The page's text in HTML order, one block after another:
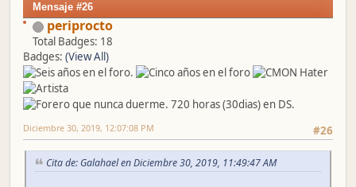
Mensaje #26
periprocto
Total Badges: 18
Badges: (View All)
#26
Diciembre 30, 2019, 12:07:08 PM
Cita de: Galahael en Diciembre 30, 2019, 11:49:47 AM